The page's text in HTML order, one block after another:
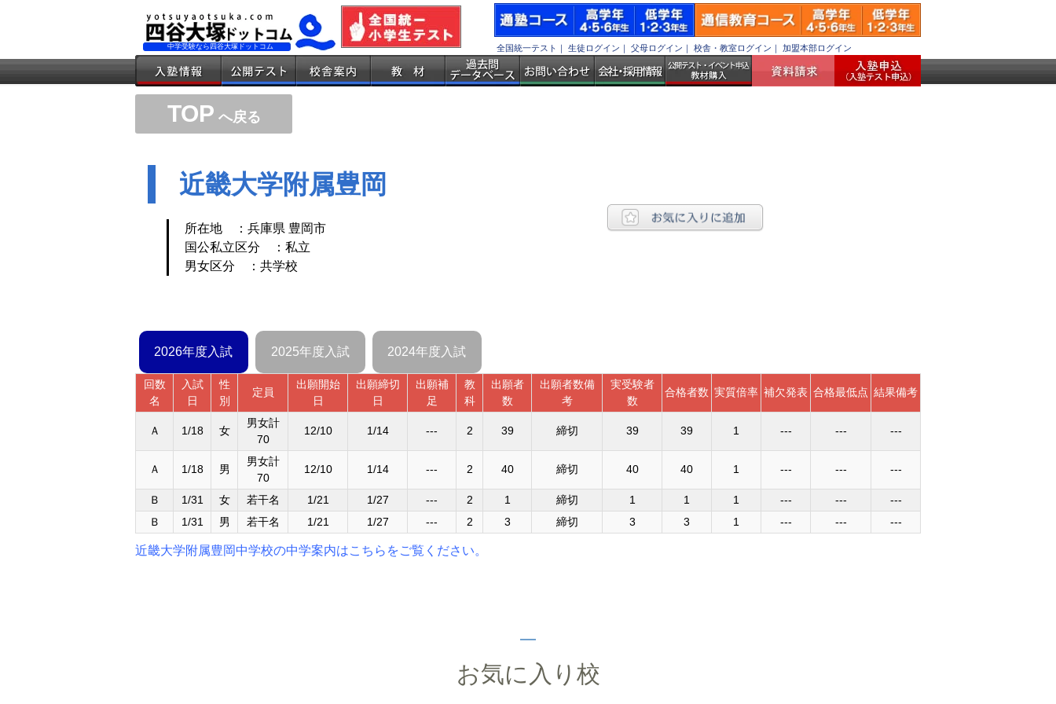
中学受験なら四谷大塚ドットコム 全国統一テスト ｜ 生徒ログイン ｜ 父母ログイン ｜ 校舎・教室ログイン ｜ 加盟本部ログイン
TOP へ戻る
近畿大学附属豊岡
所在地 ：兵庫県 豊岡市
国公私立区分 ：私立
男女区分 ：共学校
2026年度入試 2025年度入試 2024年度入試
回数
名
入試
日
性
別
定員
出願開始
日
出願締切
日
出願補
足
教
科
出願者
数
出願者数備
考
実受験者
数
合格者数 実質倍率 補欠発表 合格最低点 結果備考
Ａ 1/18 女
男女計
70
12/10 1/14 --- 2 39 締切 39 39 1 --- --- ---
Ａ 1/18 男
男女計
70
12/10 1/14 --- 2 40 締切 40 40 1 --- --- ---
Ｂ 1/31 女 若干名 1/21 1/27 --- 2 1 締切 1 1 1 --- ---
---
Ｂ
1/31 男 若干名 1/21 1/27 --- 2 3 締切 3 3 1 --- --- ---
近畿大学附属豊岡中学校の中学案内はこちらをご覧ください。
お気に入り校